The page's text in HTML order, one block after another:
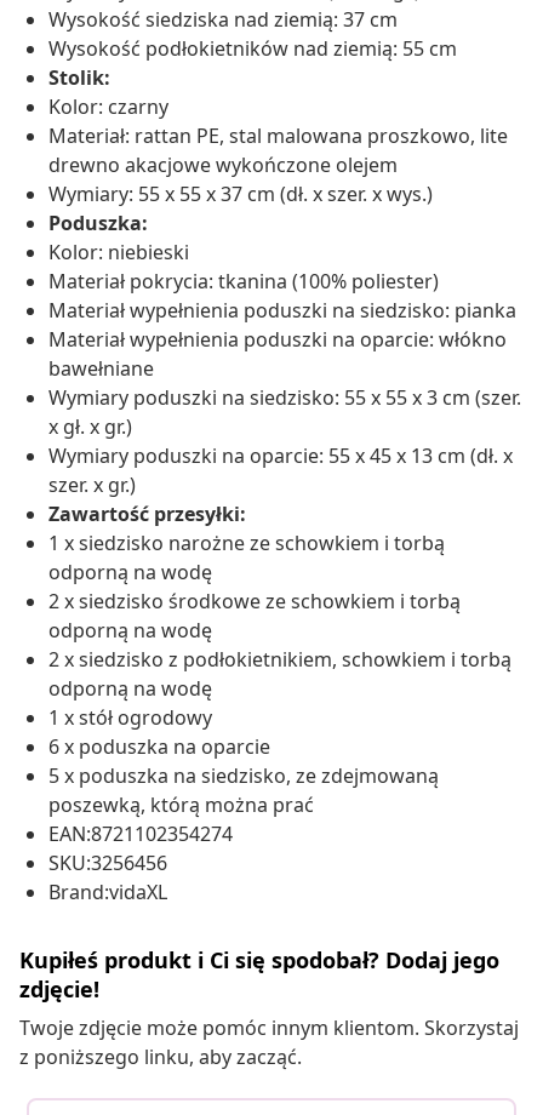
Wysokość siedziska nad ziemią: 37 cm
Wysokość podłokietników nad ziemią: 55 cm
Stolik:
Kolor: czarny
Materiał: rattan PE, stal malowana proszkowo, lite
drewno akacjowe wykończone olejem
Wymiary: 55 x 55 x 37 cm (dł. x szer. x wys.)
Poduszka:
Kolor: niebieski
Materiał pokrycia: tkanina (100% poliester)
Materiał wypełnienia poduszki na siedzisko: pianka
Materiał wypełnienia poduszki na oparcie: włókno
bawełniane
Wymiary poduszki na siedzisko: 55 x 55 x 3 cm (szer.
x gł. x gr.)
Wymiary poduszki na oparcie: 55 x 45 x 13 cm (dł. x
szer. x gr.)
Zawartość przesyłki:
1 x siedzisko narożne ze schowkiem i torbą
odporną na wodę
2 x siedzisko środkowe ze schowkiem i torbą
odporną na wodę
2 x siedzisko z podłokietnikiem, schowkiem i torbą
odporną na wodę
1 x stół ogrodowy
6 x poduszka na oparcie
5 x poduszka na siedzisko, ze zdejmowaną
poszewką, którą można prać
EAN:8721102354274
SKU:3256456
Brand:vidaXL
Kupiłeś produkt i Ci się spodobał? Dodaj jego
zdjęcie!
Twoje zdjęcie może pomóc innym klientom. Skorzystaj
z poniższego linku, aby zacząć.